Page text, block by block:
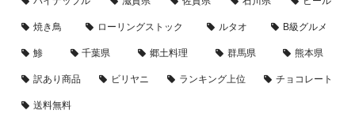
焼き鳥 ローリングストック ルタオ B級グルメ
鯵 千葉県 郷土料理 群馬県 熊本県
訳あり商品 ビリヤニ ランキング上位 チョコレート
送料無料